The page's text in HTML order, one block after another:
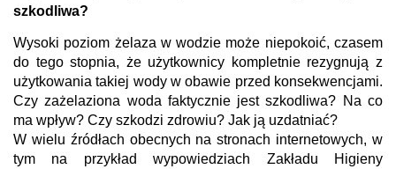
szkodliwa?
Wysoki poziom żelaza w wodzie może niepokoić, czasem
do tego stopnia, że użytkownicy kompletnie rezygnują z
użytkowania takiej wody w obawie przed konsekwencjami.
Czy zażelaziona woda faktycznie jest szkodliwa? Na co
ma wpływ? Czy szkodzi zdrowiu? Jak ją uzdatniać?
W wielu źródłach obecnych na stronach internetowych, w
tym na przykład wypowiedziach Zakładu Higieny